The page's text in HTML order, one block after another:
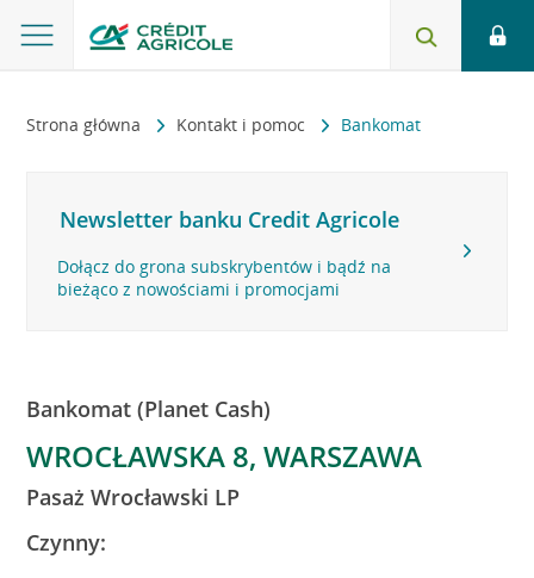
Strona główna Kontakt i pomoc Bankomat
Newsletter banku Credit Agricole
Dołącz do grona subskrybentów i bądź na
bieżąco z nowościami i promocjami
Bankomat (Planet Cash)
WROCŁAWSKA 8, WARSZAWA
Pasaż Wrocławski LP
Czynny: